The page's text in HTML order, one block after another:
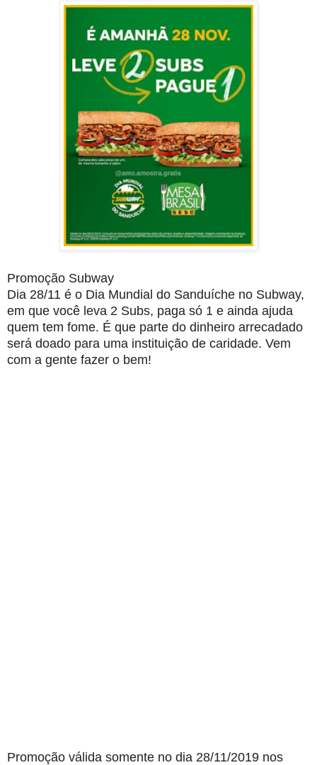
Promoção Subway
Dia 28/11 é o Dia Mundial do Sanduíche no Subway,
em que você leva 2 Subs, paga só 1 e ainda ajuda
quem tem fome. É que parte do dinheiro arrecadado
será doado para uma instituição de caridade. Vem
com a gente fazer o bem!
Promoção válida somente no dia 28/11/2019 nos